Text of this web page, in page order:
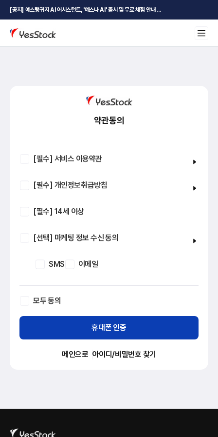
[공지] 예스랭귀지 AI 어시스턴트, '예스나 AI' 출시 및 무료 체험 안내 ...
약관동의
[필수] 서비스 이용약관
[필수] 개인정보취급방침
[필수] 14세 이상
[선택] 마케팅 정보 수신 동의
SMS 이메일
모두 동의
휴대폰 인증
메인으로 아이디/비밀번호 찾기